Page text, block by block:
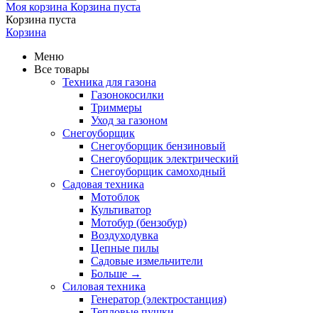
Моя корзина Корзина пуста
Корзина пуста
Корзина
Меню
Все товары
Техника для газона
Газонокосилки
Триммеры
Уход за газоном
Снегоуборщик
Снегоуборщик бензиновый
Снегоуборщик электрический
Снегоуборщик самоходный
Садовая техника
Мотоблок
Культиватор
Мотобур (бензобур)
Воздуходувка
Цепные пилы
Садовые измельчители
Больше →
Силовая техника
Генератор (электростанция)